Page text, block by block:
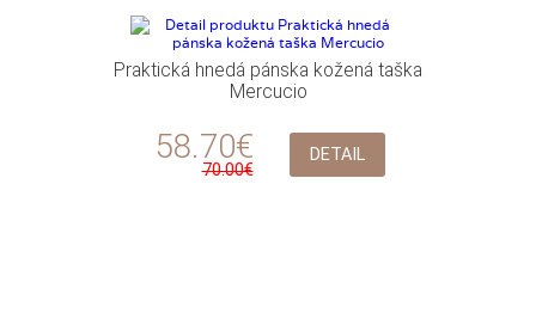
Praktická hnedá pánska kožená taška
Mercucio
58.70€
70.00€
DETAIL